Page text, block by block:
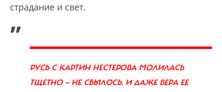
страдание и свет.
„
РУСЬ С КАРТИН НЕСТЕРОВА МОЛИЛАСЬ
ТЩЕТНО — НЕ СБЫЛОСЬ, И ДАЖЕ ВЕРА ЕЕ